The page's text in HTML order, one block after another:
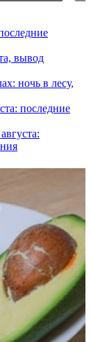
вывод
ночь в лесу,
последние